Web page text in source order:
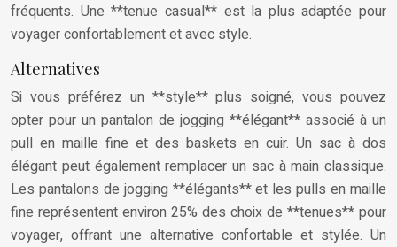
fréquents. Une **tenue casual** est la plus adaptée pour
voyager confortablement et avec style.
Alternatives
Si vous préférez un **style** plus soigné, vous pouvez
opter pour un pantalon de jogging **élégant** associé à un
pull en maille fine et des baskets en cuir. Un sac à dos
élégant peut également remplacer un sac à main classique.
Les pantalons de jogging **élégants** et les pulls en maille
fine représentent environ 25% des choix de **tenues** pour
voyager, offrant une alternative confortable et stylée. Un